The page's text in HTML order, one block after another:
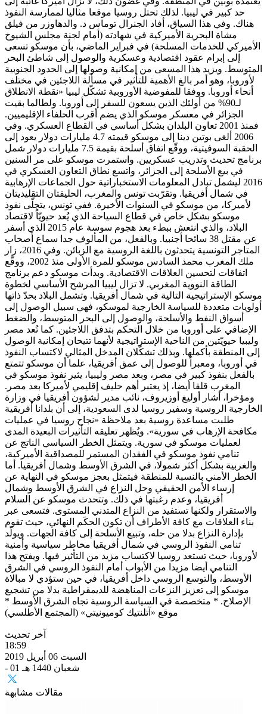
حد كبير في ليبيا. لذلك تحتل روسيا موقعا مثاليا لممارسة النفوذ
هناك. وفي هذا السياق، أفاد الجنرال توماس د. والدهاوزر من فيلق
مشاة البحرية الأميركية في شهادته (أمام لجنة مجلس الشيوخ
الأميركي للخدمات المسلحة) في فبراير الماضي، بأن موسكو تسعى
إلى إبرام عقود اقتصادية وعسكرية والوصول إلى شاطئ البحر
المتوسط. ويزيد هذا المسعى من إمكانية وصولها إلى الحدود الجنوبية
لأوروبا، وهو أمر بالغ الأهمية للتأثير في مسألة اللاجئين في مختلف
أنحاء أوروبا. ووفقا للمفوضية الأوروبية تشكّل ليبيا «نقطة الانطلاق
لـ90% من أولئك الذين يسعون للسفر إلى أوروبا. ولطالما بقيت
الجزائر في معسكر موسكو الذي يضم أقرب الحلفاء الإقليميين.
فمنذ 2001 تعاون البلدان بشكل أساسي في القطاع العسكري. وفي
2006 ألغى بوتين دينا إلى موسكو قيمته 4.7 مليارات دولار يعود إلى
الحقبة السوفيتية، ووقّع اتفاق أسلحة بقيمة 7.5 مليارات دولار شمل
برنامج تحديث وتدريب عسكريين. واستمرت موسكو على مر السنين
في بيع الأسلحة إلى الجزائر، واتسع نطاق التعاون العسكري في
2016 ليشمل تبادل المعلومات الاستخباراتية حول الجماعات الإرهابية
في شمال أفريقيا. وتقرّبت تونس والمغرب، الحليفتان التقليديتان
لأميركا، من موسكو في السنوات الأخيرة. ففي تونس، يتجلّى نفوذ
موسكو بشكل خاص في قطاع السياحة الذي يُعد حيويّاً لاقتصاد
البلاد، والذي انتعش ببطء بعد هجوم سوسة عام 2015 الذي أسفر
عن مقتل 38 سائحا أجنبيا. وبالفعل، من المألوف جدا سماع أصحاب
المتاجر التونسية يتحدثون باللغة الروسية مع الزبائن. وفي 2016، زار
ملك المغرب محمد السادس موسكو للمرة الأولى منذ 2002، ووقّع
اتفاقات لتحسين العلاقات الاقتصادية. وبدأت موسكو دعم برنامج
الطاقة النووية المغربي. لا تزال ليبيا المرشح الأساسي لخطوة
موسكو الإستراتيجية التالية في شمال أفريقيا. وتشمل البلاد بحدّ ذاتها
أولويات متعددة للسياسة الخارجية لموسكو، فهي سبيل الوصول إلى
أسواق النفط والأسلحة، والوصول إلى البحر المتوسط، والضغط
الإضافي على أوروبا من خلال التحكم بتدفق اللاجئين. كما تُعد مصر
وليبيا حيويّتين من الناحية الإستراتيجية لأنهما تتيحان إمكانية الوصول
إلى المنطقة بأكملها. وبذلك تشكّلان المدخل المثالي لاكتساب النفوذ
في أوروبا، ومعبراً للوصول إلى عمق أفريقيا، علما أن موسكو تتمتع
بالفعل بنفوذ كبير في مصر، وبعد مصر وليبيا، يثير نفوذ موسكو في
المغرب قلقا أيضا، إذ يعتبر أهم حليف إقليمي لأميركا بعد مصر.
ومؤخرا، أشار أوليغ أوزيروف، نائب مدير لشؤون أفريقيا في وزارة
الخارجية الروسية وسفير روسيا لدى السعودية، إلى أن بلدانا أفريقية
طلبت مساعدة روسية بعد ملاحظة «نجاح روسيا في عمليات
مكافحة الإرهاب في سورية». ويُظهر تعليقه التأثيرات البعيدة المدى
لعمليات موسكو في سورية. ويتمثل الخطر السياسي الناتج عن
تنامي نفوذ موسكو في الفقدان المستمر للمصداقية الأميركية،
والغربية بشكل أكثر شمولا، في الشرق الأوسط وشمال أفريقيا. أما
الخطر الأمني بالنسبة للمنطقة فيتمثل بعجز موسكو في النهاية عن
إرساء الأمن الحقيقي وحل النزاع في الشرق الأوسط وشمال
أفريقيا، وعدم رغبتها في ذلك. وتتحدث موسكو عن السلام
والاستقرار ولكنها تستفيد من النزاع المتدني المستوى. فتسعى عبر
بناء العلاقات مع كافة الأطراف أن تكون الحكَم النهائي، حيث تقوم
بإدارة النزاع بدلا من حله، وتبيع الأسلحة إلى كافة الجهات. ويولّد
تنامي النفوذ الروسي في شمال أفريقيا مخاطر سياسية وأمنية
لأوروبا، حيث تستعد روسيا لاكتساب مزيد من التأثير فيها. ويفتح هذا
التنامي أيضا مزيدا من الأبواب أمام النفوذ الروسي في الشرق
الأوسط، والتوسع الروسي داخل أفريقيا، في حين ستؤدي لا مبالاة
موسكو إلى تعزيز النزعات المناهضة للديمقراطية بدلا من تشجيع
الإصلاح. * متخصصة في السياسة الروسية تجاه الشرق الأوسط *
موقع «آتلنتيك كوميونيتي» (المجتمع الأطلسي)
آخر تحديث
18:59
السبت 06 أبريل 2019
- 01 شعبان 1440 هـ
مقالات مشابهة